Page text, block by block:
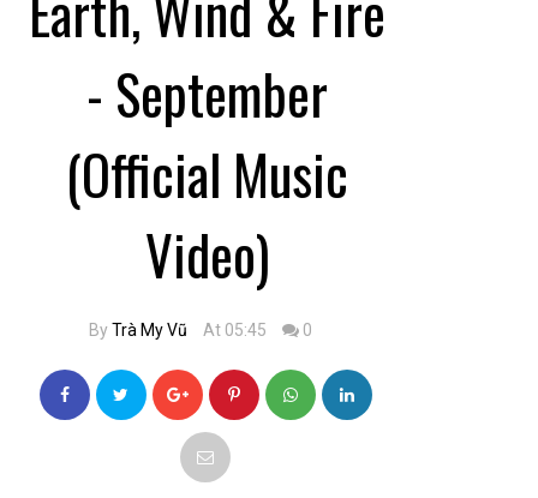
- September
(Official Music
Video)
ByTrà My Vũ At 05:45 0